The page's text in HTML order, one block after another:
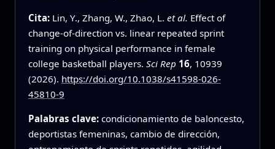
Cita: Lin, Y., Zhang, W., Zhao, L. et al. Effect of
change-of-direction vs. linear repeated sprint
training on physical performance in female
college basketball players. Sci Rep 16, 10939
(2026). https://doi.org/10.1038/s41598-026-
45810-9
Palabras clave: condicionamiento de baloncesto,
deportistas femeninas, cambio de dirección,